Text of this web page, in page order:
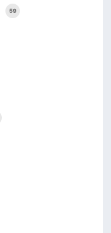
59